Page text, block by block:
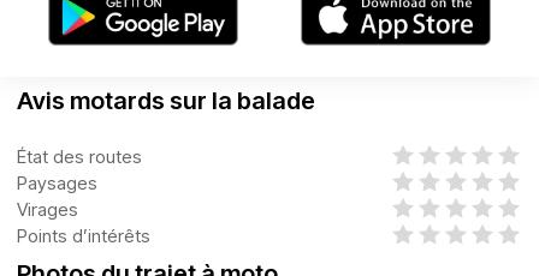
Avis motards sur la balade
État des routes
Paysages
Virages
Points d’intérêts